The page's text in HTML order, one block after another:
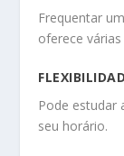
Frequentar
oferece
Pode estudar
seu horário.